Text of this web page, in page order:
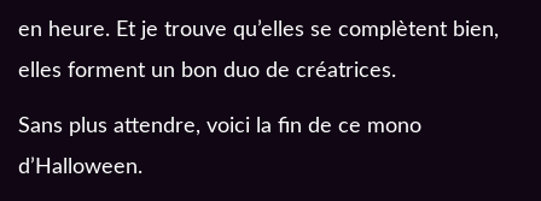
en heure. Et je trouve qu’elles se complètent bien,
elles forment un bon duo de créatrices.
Sans plus attendre, voici la fin de ce mono
d’Halloween.